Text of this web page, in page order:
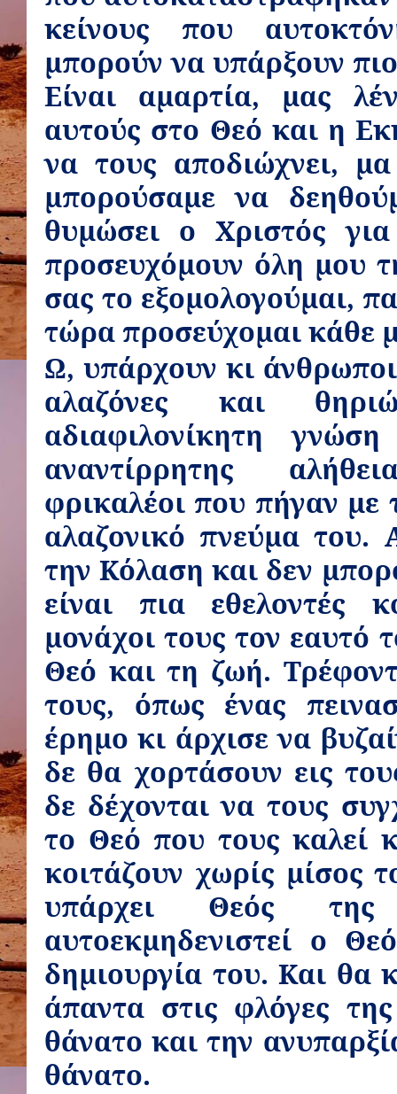
κείνους που
μπορούν να υπάρξουν
Είναι αμαρτία, μας
αυτούς στο Θεό και η
να τους αποδιώχνει,
μπορούσαμε να
θυμώσει ο Χριστός
προσευχόμουν όλη μου
σας το εξομολογούμαι,
τώρα προσεύχομαι κάθε
Ω, υπάρχουν κι
αλαζόνες και
αδιαφιλονίκητη
αναντίρρητης
φρικαλέοι που πήγαν με
αλαζονικό πνεύμα του.
την Κόλαση και δεν
είναι πια εθελοντές
μονάχοι τους τον εαυτό
Θεό και τη ζωή.
τους, όπως ένας
έρημο κι άρχισε να
δε θα χορτάσουν εις
δε δέχονται να τους
το Θεό που τους καλεί
κοιτάζουν χωρίς μίσος
υπάρχει Θεός
αυτοεκμηδενιστεί ο
δημιουργία του. Και θα
άπαντα στις φλόγες
θάνατο και την
θάνατο.